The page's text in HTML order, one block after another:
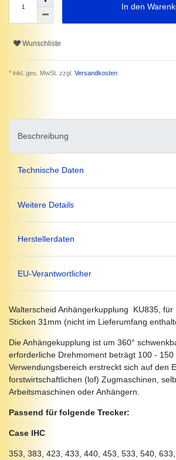
In den
Wunschliste
* inkl. ges. MwSt. zzgl. Versandkosten
Beschreibung
Technische Daten
Weitere Details
Herstellerdaten
EU-Verantwortlicher
Walterscheid Anhängerkupplung KU835, für
Sticken 31mm (nicht im Lieferumfang
Die Anhängekupplung ist um 360°
erforderliche Drehmoment beträgt 100 - 150
Verwendungsbereich erstreckt sich auf den
forstwirtschaftlichen (lof) Zugmaschinen,
Arbeitsmaschinen oder Anhängern.
Passend für folgende Trecker:
Case IHC
353, 383, 423, 433, 440, 453, 533, 540,